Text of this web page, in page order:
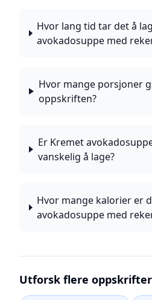
Hvor lang tid tar det å
avokadosuppe med
Hvor mange porsjoner
oppskriften?
Er Kremet
vanskelig å lage?
Hvor mange kalorier er
avokadosuppe med
Utforsk flere oppskrifter